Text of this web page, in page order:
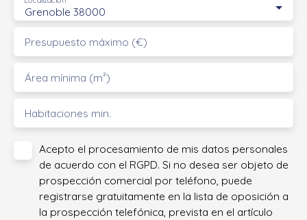
Grenoble 38000
Presupuesto máximo (€)
Área mínima (m²)
Habitaciones min.
Acepto el procesamiento de mis datos personales
de acuerdo con el RGPD. Si no desea ser objeto de
prospección comercial por teléfono, puede
registrarse gratuitamente en la lista de oposición a
la prospección telefónica, prevista en el artículo